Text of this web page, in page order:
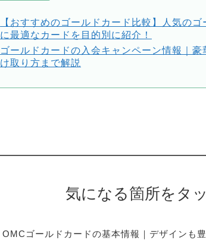
【おすすめのゴールドカード比較】人気の
に最適なカードを目的別に紹介！
ゴールドカードの入会キャンペーン情報｜豪
け取り方まで解説
気になる箇所をタ
OMCゴールドカードの基本情報｜デザインも豊